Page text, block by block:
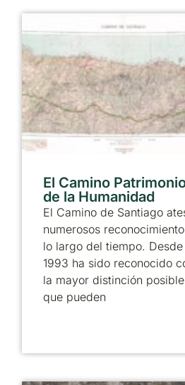
El Camino
de la Humanidad
El Camino de Santiago
numerosos
lo largo del tiempo. Desde
1993 ha sido reconocido
la mayor distinción posible
que pueden